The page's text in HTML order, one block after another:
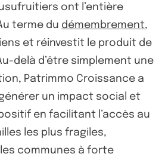
ont l’entière
terme du démembrement,
et réinvestit le produit de
delà d’être simplement une
Patrimmo Croissance a
un impact social et
en facilitant l’accès au
les plus fragiles,
communes à forte